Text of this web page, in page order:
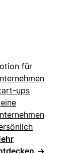
für
ups
→